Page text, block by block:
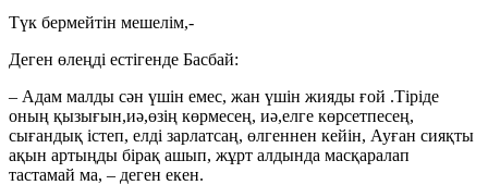
Түк бермейтін мешелім,-
Деген өлеңді естігенде Басбай:
– Адам малды сән үшін емес, жан үшін жияды ғой .Тіріде
оның қызығын,иә,өзің көрмесең, иә,елге көрсетпесең,
сығандық істеп, елді зарлатсаң, өлгеннен кейін, Ауған сияқты
ақын артыңды бірақ ашып, жұрт алдында масқаралап
тастамай ма, – деген екен.